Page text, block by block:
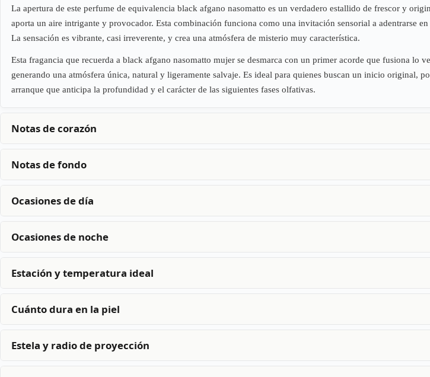
La apertura de este perfume de equivalencia black afgano nasomatto es un verdadero estallido de frescor y
aporta un aire intrigante y provocador. Esta combinación funciona como una invitación sensorial a adentrarse
La sensación es vibrante, casi irreverente, y crea una atmósfera de misterio muy característica.
Esta fragancia que recuerda a black afgano nasomatto mujer se desmarca con un primer acorde que fusiona lo
generando una atmósfera única, natural y ligeramente salvaje. Es ideal para quienes buscan un inicio original,
arranque que anticipa la profundidad y el carácter de las siguientes fases olfativas.
Notas de corazón
Notas de fondo
Ocasiones de día
Ocasiones de noche
Estación y temperatura ideal
Cuánto dura en la piel
Estela y radio de proyección